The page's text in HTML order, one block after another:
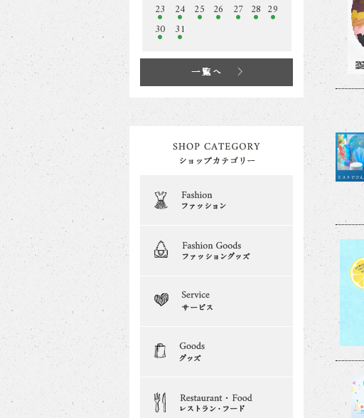
23
24 25 26 27 28 29
30 31